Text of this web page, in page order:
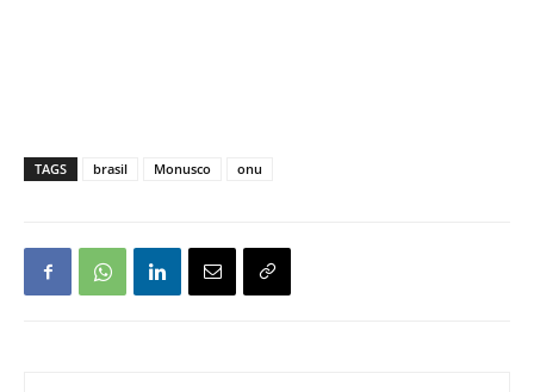
TAGS brasil Monusco onu